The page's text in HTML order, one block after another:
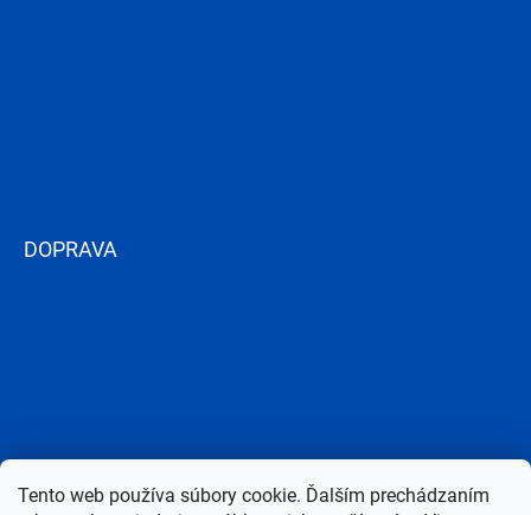
Tento web používa súbory cookie. Ďalším prechádzaním
DOPRAVA